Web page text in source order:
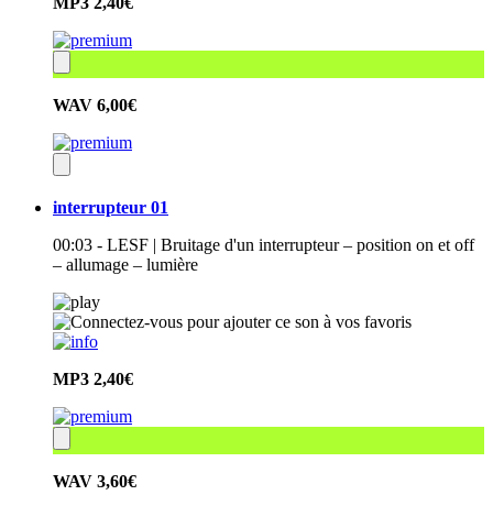
WAV 6,00€
interrupteur 01
00:03 - LESF | Bruitage d'un interrupteur – position on et off
– allumage – lumière
MP3 2,40€
WAV 3,60€